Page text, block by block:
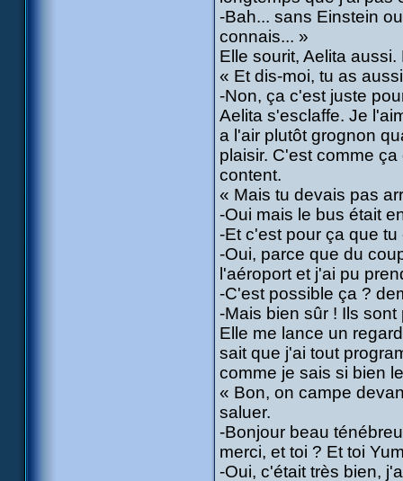
-Bah... sans Einstein
connais... »
Elle sourit, Aelita
« Et dis-moi, tu as
-Non, ça c'est juste
Aelita s'esclaffe. Je
a l'air plutôt grognon
plaisir. C'est comme
content.
« Mais tu devais pas
-Oui mais le bus était
-Et c'est pour ça que
-Oui, parce que du
l'aéroport et j'ai pu
-C'est possible ça ?
-Mais bien sûr ! Ils
Elle me lance un
sait que j'ai tout
comme je sais si bien
« Bon, on campe
saluer.
-Bonjour beau
merci, et toi ? Et toi
-Oui, c'était très bien,